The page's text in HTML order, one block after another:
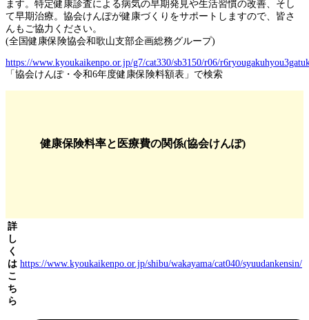
ます。特定健康診査による病気の早期発見や生活習慣の改善、そし
て早期治療。協会けんぽが健康づくりをサポートしますので、皆さ
んもご協力ください。
(全国健康保険協会和歌山支部企画総務グループ)
https://www.kyoukaikenpo.or.jp/g7/cat330/sb3150/r06/
「協会けんぽ・令和6年度健康保険料額表」で検索
健康保険料率と医療費の関係(協会けんぽ)
詳
し
く
は
こ
ち
ら
https://www.kyoukaikenpo.or.jp/shibu/wakayama/cat040/syuudankensin/